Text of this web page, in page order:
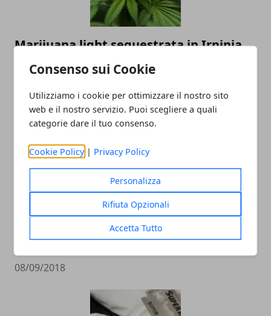
Consenso sui Cookie
Utilizziamo i cookie per ottimizzare il nostro sito
web e il nostro servizio. Puoi scegliere a quali
categorie dare il tuo consenso.
Cookie Policy | Privacy Policy
Personalizza
Rifiuta Opzionali
Accetta Tutto
Marijuana light sequestrata in Irpinia,
undici quintali distrutti sul posto
Banda delle batterie arrestata a
Montefalcione, tentato furto aggravato
08/09/2018